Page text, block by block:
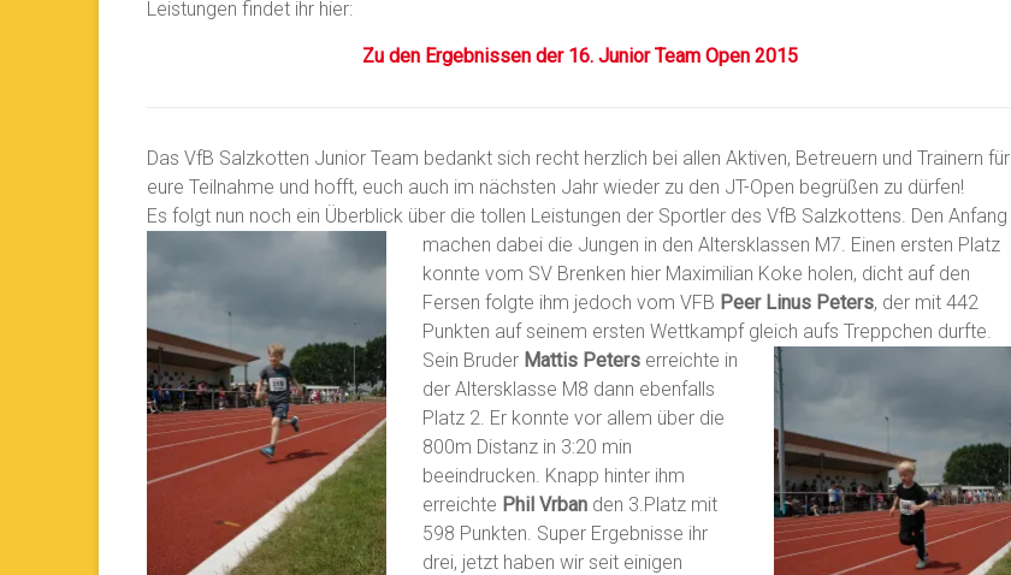
Leistungen findet ihr hier:
Zu den Ergebnissen der 16. Junior Team Open 2015
Das VfB Salzkotten Junior Team bedankt sich recht herzlich bei allen Aktiven, Betreuern und Trainern für
eure Teilnahme und hofft, euch auch im nächsten Jahr wieder zu den JT-Open begrüßen zu dürfen!
Es folgt nun noch ein Überblick über die tollen Leistungen der Sportler des VfB Salzkottens. Den Anfang
machen dabei die Jungen in den Altersklassen M7. Einen ersten Platz
konnte vom SV Brenken hier Maximilian Koke holen, dicht auf den
Fersen folgte ihm jedoch vom VFB Peer Linus Peters, der mit 442
Punkten auf seinem ersten Wettkampf gleich aufs Treppchen durfte.
Sein Bruder Mattis Peters erreichte in
der Altersklasse M8 dann ebenfalls
Platz 2. Er konnte vor allem über die
800m Distanz in 3:20 min
beeindrucken. Knapp hinter ihm
erreichte Phil Vrban den 3.Platz mit
598 Punkten. Super Ergebnisse ihr
drei, jetzt haben wir seit einigen